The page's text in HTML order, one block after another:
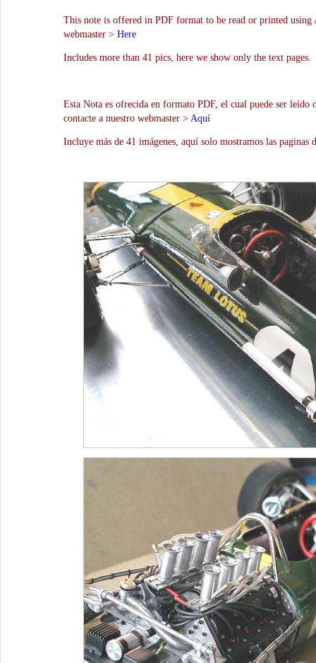
This note is offered in PDF format to be read or printed using
webmaster > Here
Includes more than 41 pics, here we show only the text pages.
Esta Nota es ofrecida en formato PDF, el cual puede ser leído
contacte a nuestro webmaster > Aquí
Incluye más de 41 imágenes, aquí solo mostramos las paginas